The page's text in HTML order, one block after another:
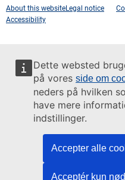
Dette websted
på vores side om
neders på hvilken
have mere
indstillinger.
Accepter alle
Acceptér kun
About this websiteLegal notice
Accessibility